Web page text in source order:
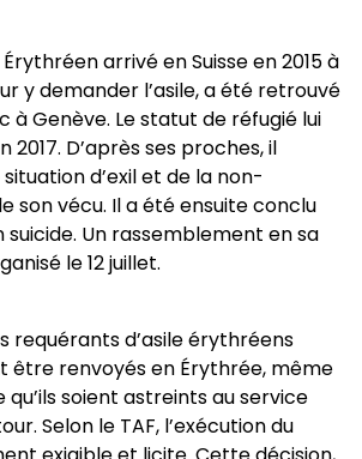
arrivé en Suisse en 2015 à
y demander l’asile, a été retrouvé
à Genève. Le statut de réfugié lui
D’après ses proches, il
d’exil et de la non-
son vécu. Il a été ensuite conclu
suicide. Un rassemblement en sa
le 12 juillet.
requérants d’asile érythréens
être renvoyés en Érythrée, même
qu’ils soient astreints au service
Selon le TAF, l’exécution du